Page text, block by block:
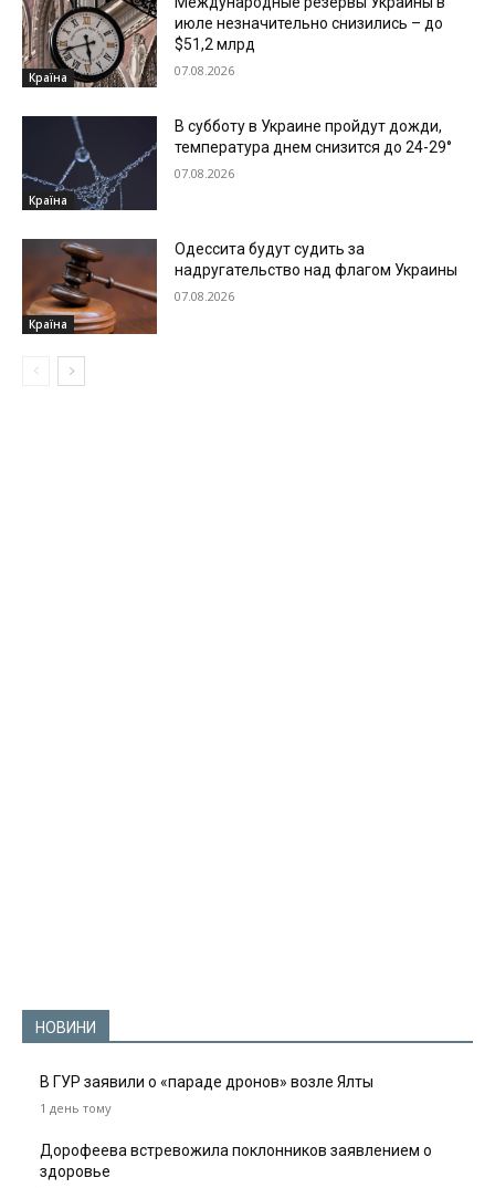
Країна
июле незначительно снизились – до
$51,2 млрд
07.08.2026
Країна
В субботу в Украине пройдут дожди,
температура днем снизится до 24-29°
07.08.2026
Країна
Одессита будут судить за
надругательство над флагом Украины
07.08.2026
НОВИНИ
В ГУР заявили о «параде дронов» возле Ялты
1 день тому
Дорофеева встревожила поклонников заявлением о
здоровье